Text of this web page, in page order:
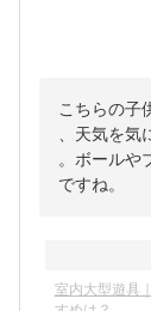
こちらの子
、天気を
。ボールや
ですね。
室内大型遊具